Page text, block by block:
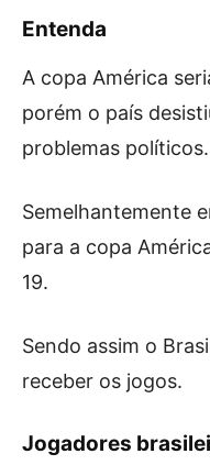
Entenda
A copa América
porém o país
problemas políticos.
Semelhantemente
para a copa
19.
Sendo assim o
receber os jogos.
Jogadores